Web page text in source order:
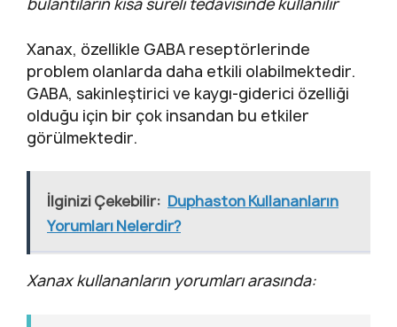
bulantıların kısa süreli tedavisinde kullanılır
Xanax, özellikle GABA reseptörlerinde
problem olanlarda daha etkili olabilmektedir.
GABA, sakinleştirici ve kaygı-giderici özelliği
olduğu için bir çok insandan bu etkiler
görülmektedir.
İlginizi Çekebilir: Duphaston Kullananların
Yorumları Nelerdir?
Xanax kullananların yorumları arasında: